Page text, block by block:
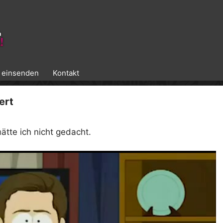
einsenden Kontakt
ich nicht gedacht.